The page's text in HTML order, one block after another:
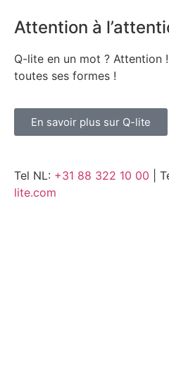
Attention à
Q-lite en un mot ? Attention
toutes ses formes !
En savoir plus sur Q-lite
Tel NL: +31 88 322 10 00 |
lite.com